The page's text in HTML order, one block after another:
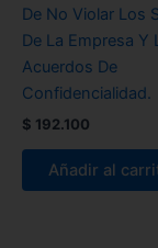
De No Violar Los
De La Empresa Y
Acuerdos De
Confidencialidad.
$ 192.100
Añadir al